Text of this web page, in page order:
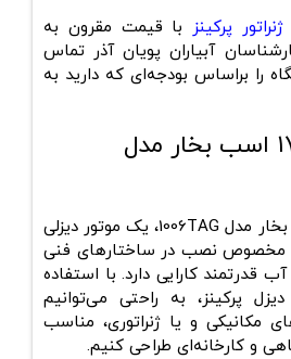
پرکینز
با قیمت مقرون به
آبیاران پویان آذر تماس
را براساس بودجه‌ای که دارید به
موتور پرکینز ۱۷۹ اسب بخار مدل
موتور پرکینز ۱۷۹ اسب بخار مدل 1006TAG، یک موتور دیزلی
مخصوص نصب در ساختارهای فنی
آب‌ قدرتمند کارایی دارد. با استفاده
پرکینز، به ‌راحتی می‌توانیم
مکانیکی و یا ژنراتوری، مناسب
و کارخانه‌ای طراحی کنیم.